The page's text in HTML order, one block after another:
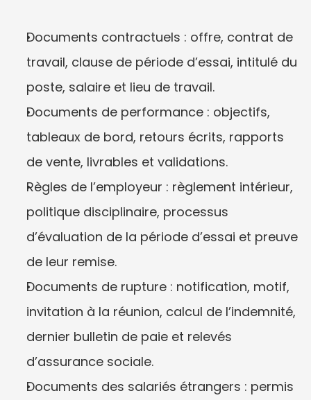
Documents contractuels : offre, contrat de
travail, clause de période d’essai, intitulé du
poste, salaire et lieu de travail.
Documents de performance : objectifs,
tableaux de bord, retours écrits, rapports
de vente, livrables et validations.
Règles de l’employeur : règlement intérieur,
politique disciplinaire, processus
d’évaluation de la période d’essai et preuve
de leur remise.
Documents de rupture : notification, motif,
invitation à la réunion, calcul de l’indemnité,
dernier bulletin de paie et relevés
d’assurance sociale.
Documents des salariés étrangers : permis